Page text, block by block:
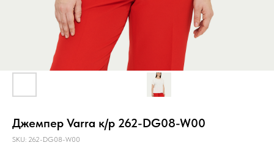
Джемпер Varra к/р 262-DG08-W00
SKU: 262-DG08-W00